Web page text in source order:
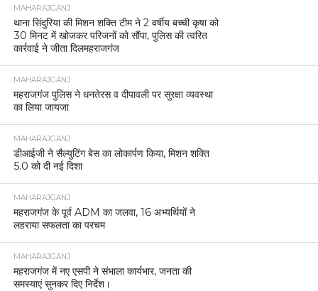
MAHARAJGANJ
थाना सिंदुरिया की मिशन शक्ति टीम ने 2 वर्षीय बच्ची कृषा को
30 मिनट में खोजकर परिजनों को सौंपा, पुलिस की त्वरित
कार्रवाई ने जीता दिलमहराजगंज
MAHARAJGANJ
महराजगंज पुलिस ने धनतेरस व दीपावली पर सुरक्षा व्यवस्था
का लिया जायजा
MAHARAJGANJ
डीआईजी ने सैल्युटिंग बेस का लोकार्पण किया, मिशन शक्ति
5.0 को दी नई दिशा
MAHARAJGANJ
महराजगंज के पूर्व ADM का जलवा, 16 अभ्यर्थियों ने
लहराया सफलता का परचम
MAHARAJGANJ
महराजगंज में नए एसपी ने संभाला कार्यभार, जनता की
समस्याएं सुनकर दिए निर्देश।